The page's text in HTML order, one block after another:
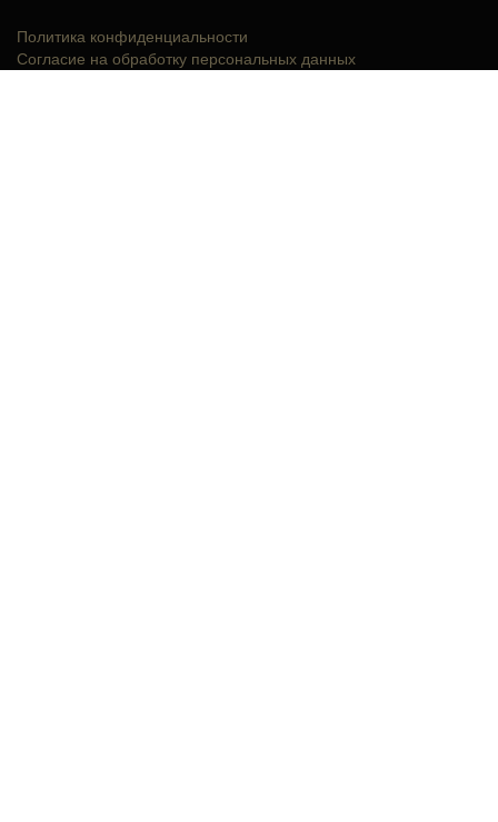
Политика конфиденциальности
Согласие на обработку персональных данных